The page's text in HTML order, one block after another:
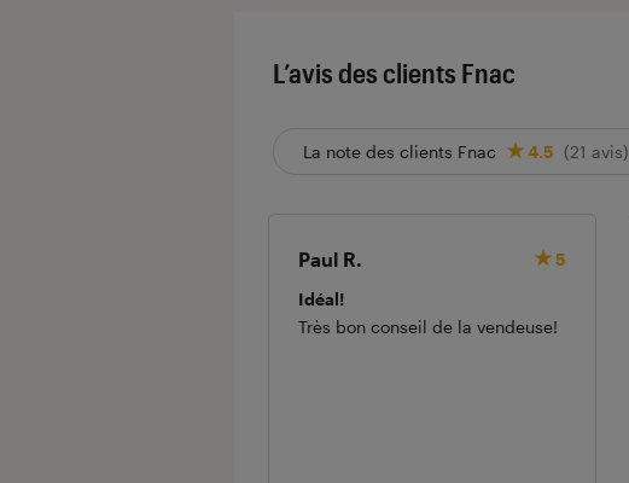
L’avis des clients Fnac
La note des clients Fnac 4.5 (21 avis)
Paul R.
5
Idéal!
Très bon conseil de la vendeuse!